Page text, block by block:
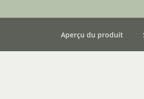
Aperçu du produit